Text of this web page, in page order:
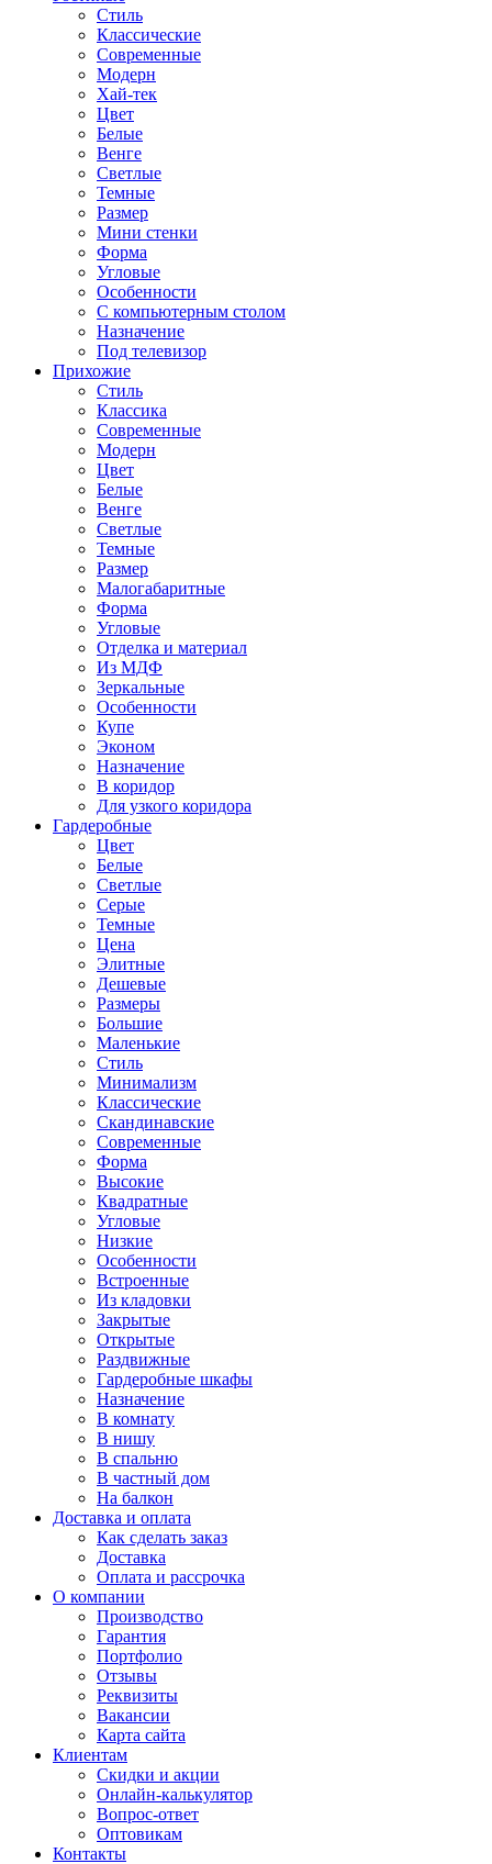
Стиль
Классические
Современные
Модерн
Хай-тек
Цвет
Белые
Венге
Светлые
Темные
Размер
Мини стенки
Форма
Угловые
Особенности
С компьютерным столом
Назначение
Под телевизор
Прихожие
Стиль
Классика
Современные
Модерн
Цвет
Белые
Венге
Светлые
Темные
Размер
Малогабаритные
Форма
Угловые
Отделка и материал
Из МДФ
Зеркальные
Особенности
Купе
Эконом
Назначение
В коридор
Для узкого коридора
Гардеробные
Цвет
Белые
Светлые
Серые
Темные
Цена
Элитные
Дешевые
Размеры
Большие
Маленькие
Стиль
Минимализм
Классические
Скандинавские
Современные
Форма
Высокие
Квадратные
Угловые
Низкие
Особенности
Встроенные
Из кладовки
Закрытые
Открытые
Раздвижные
Гардеробные шкафы
Назначение
В комнату
В нишу
В спальню
В частный дом
На балкон
Доставка и оплата
Как сделать заказ
Доставка
Оплата и рассрочка
О компании
Производство
Гарантия
Портфолио
Отзывы
Реквизиты
Вакансии
Карта сайта
Клиентам
Скидки и акции
Онлайн-калькулятор
Вопрос-ответ
Оптовикам
Контакты